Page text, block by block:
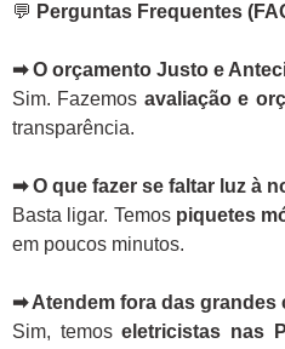
💬 Perguntas Frequentes
➡ O orçamento Justo e
Sim. Fazemos avaliação e
transparência.
➡ O que fazer se faltar luz à
Basta ligar. Temos piquetes
em poucos minutos.
➡ Atendem fora das grandes
Sim, temoseletricistas nas